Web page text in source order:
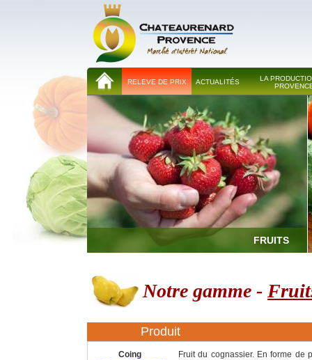
RELEVE DE PRIX ACTUALITÉS
LA
FRUITS
Notre gamme -
Produit
Coing
Fruit du cognassier. En forme de